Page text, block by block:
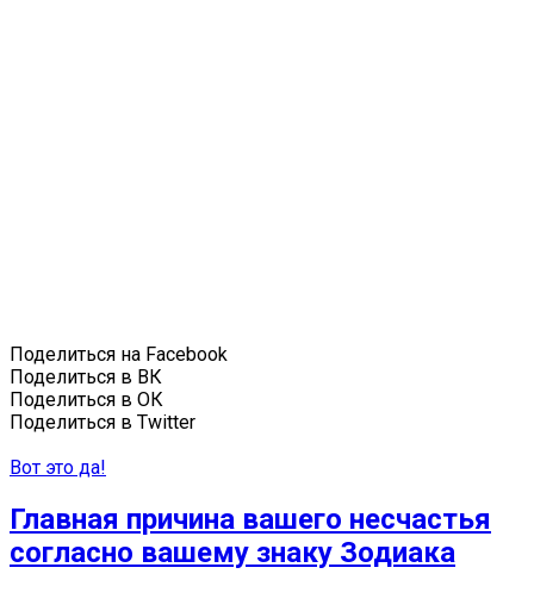
Поделиться на Facebook
Поделиться в ВК
Поделиться в ОК
Поделиться в Twitter
Вот это да!
Главная причина вашего несчастья
согласно вашему знаку Зодиака